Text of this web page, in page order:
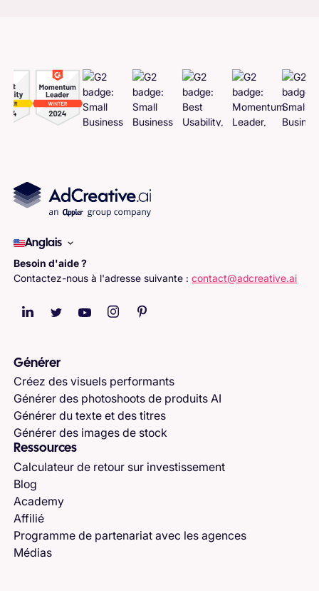
Anglais
Besoin d'aide ?
Contactez-nous à l'adresse suivante :contact@adcreative.ai
Générer
Créez des visuels performants
Générer des photoshoots de produits AI
Générer du texte et des titres
Générer des images de stock
Ressources
Calculateur de retour sur investissement
Blog
Academy
Affilié
Programme de partenariat avec les agences
Médias